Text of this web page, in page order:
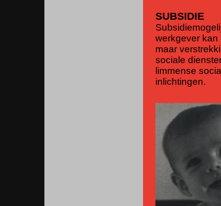
SUBSIDIE
werkgever
maar
sociale
limmense
inlichtingen.